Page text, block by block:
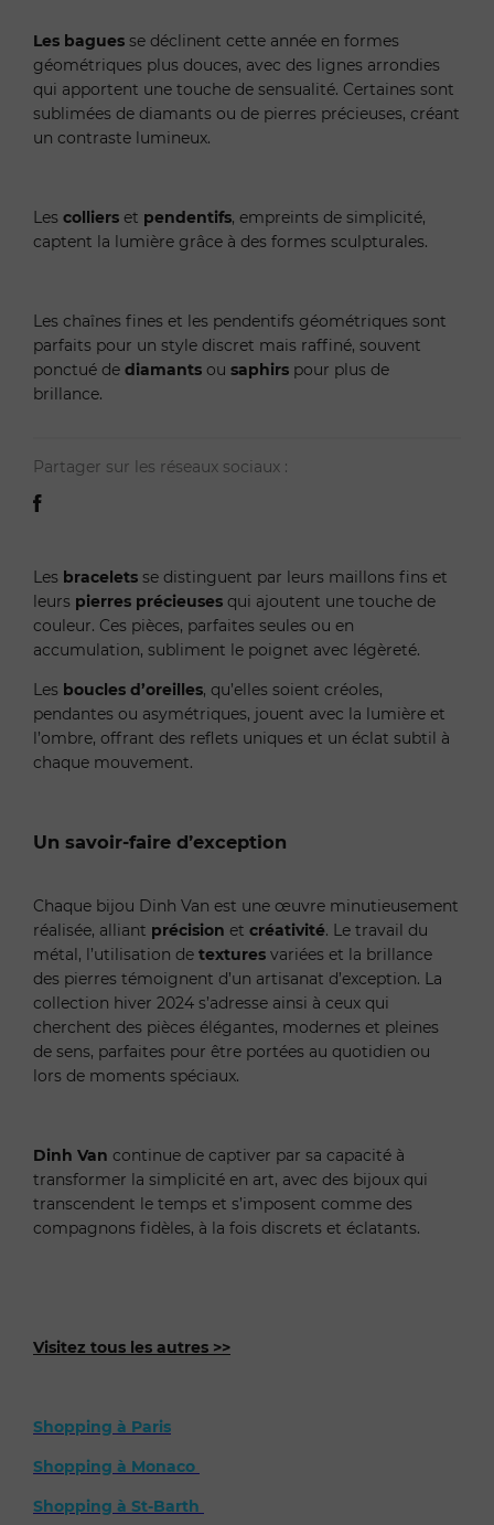
Les bagues se déclinent cette année en formes
géométriques plus douces, avec des lignes arrondies
qui apportent une touche de sensualité. Certaines sont
sublimées de diamants ou de pierres précieuses, créant
un contraste lumineux.
Les colliers et pendentifs, empreints de simplicité,
captent la lumière grâce à des formes sculpturales.
Les chaînes fines et les pendentifs géométriques sont
parfaits pour un style discret mais raffiné, souvent
ponctué de diamants ou saphirs pour plus de
brillance.
Partager sur les réseaux sociaux :
Les bracelets se distinguent par leurs maillons fins et
leurs pierres précieuses qui ajoutent une touche de
couleur. Ces pièces, parfaites seules ou en
accumulation, subliment le poignet avec légèreté.
Les boucles d’oreilles, qu’elles soient créoles,
pendantes ou asymétriques, jouent avec la lumière et
l’ombre, offrant des reflets uniques et un éclat subtil à
chaque mouvement.
Un savoir-faire d’exception
Chaque bijou Dinh Van est une œuvre minutieusement
réalisée, alliant précision et créativité. Le travail du
métal, l’utilisation de textures variées et la brillance
des pierres témoignent d’un artisanat d’exception. La
collection hiver 2024 s’adresse ainsi à ceux qui
cherchent des pièces élégantes, modernes et pleines
de sens, parfaites pour être portées au quotidien ou
lors de moments spéciaux.
Dinh Van continue de captiver par sa capacité à
transformer la simplicité en art, avec des bijoux qui
transcendent le temps et s’imposent comme des
compagnons fidèles, à la fois discrets et éclatants.
Visitez tous les autres >>
Shopping à Paris
Shopping à Monaco
Shopping à St-Barth